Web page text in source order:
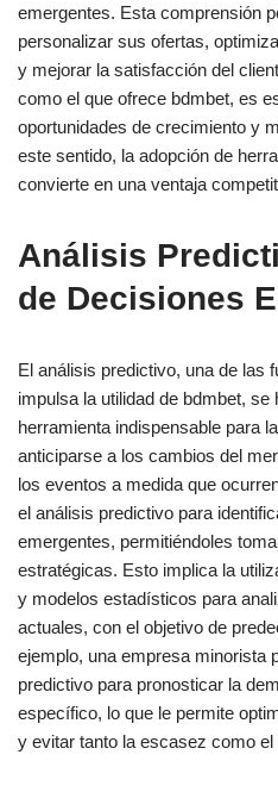
emergentes. Esta comprensión
personalizar sus ofertas,
y mejorar la satisfacción del
como el que ofrece bdmbet, es
oportunidades de crecimiento y
este sentido, la adopción de
convierte en una ventaja
Análisis
de Decisiones
El análisis predictivo, una de las
impulsa la utilidad de bdmbet, se
herramienta indispensable para
anticiparse a los cambios del
los eventos a medida que
el análisis predictivo para
emergentes, permitiéndoles
estratégicas. Esto implica la
y modelos estadísticos para
actuales, con el objetivo de
ejemplo, una empresa minorista
predictivo para pronosticar la
específico, lo que le permite
y evitar tanto la escasez como